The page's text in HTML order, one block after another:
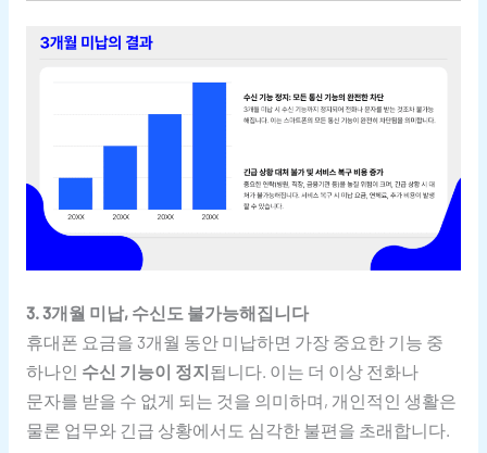
3. 3개월 미납, 수신도 불가능해집니다
휴대폰 요금을 3개월 동안 미납하면 가장 중요한 기능 중
하나인 수신 기능이 정지됩니다. 이는 더 이상 전화나
문자를 받을 수 없게 되는 것을 의미하며, 개인적인 생활은
물론 업무와 긴급 상황에서도 심각한 불편을 초래합니다.